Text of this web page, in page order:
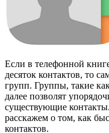
Если в телефонной
десяток контактов, то
групп. Группы, такие
далее позволят
существующие
расскажем о том, как
контактов.